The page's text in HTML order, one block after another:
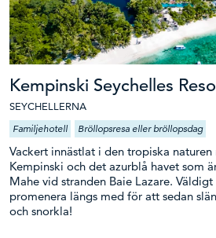
Kempinski Seychelles
SEYCHELLERNA
Familjehotell Bröllopsresa eller bröllopsdag
Vackert innästlat i den tropiska
Kempinski och det azurblå havet som
Mahe vid stranden Baie Lazare.
promenera längs med för att sedan
och snorkla!